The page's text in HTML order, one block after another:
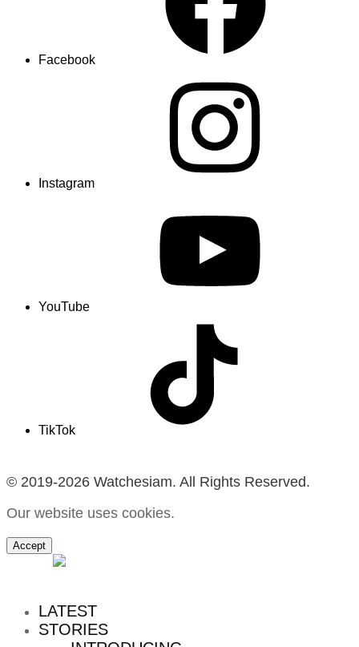
Facebook
Instagram
YouTube
TikTok
© 2019-2026 Watchesiam. All Rights Reserved.
Our website uses cookies.
Accept
LATEST
STORIES